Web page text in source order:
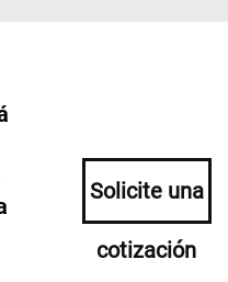
Solicite una
cotización